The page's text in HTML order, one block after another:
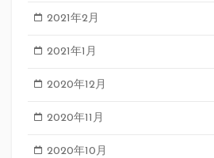
2021年2月
2021年1月
2020年12月
2020年11月
2020年10月